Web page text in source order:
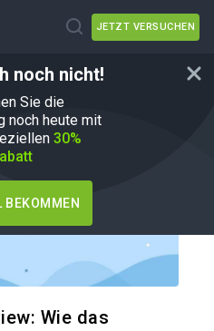
JETZT VERSUCHEN
noch nicht!
Sie die
noch heute mit
30%
BEKOMMEN
Wie das